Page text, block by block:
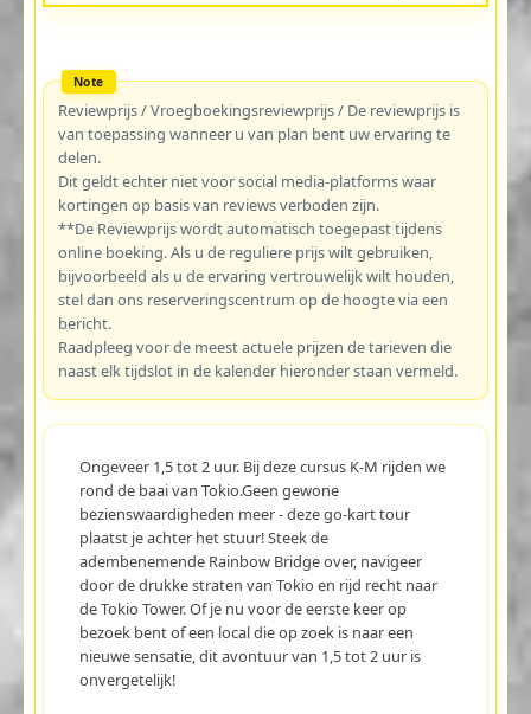
Reviewprijs / Vroegboekingsreviewprijs / De reviewprijs is
van toepassing wanneer u van plan bent uw ervaring te
delen.
Dit geldt echter niet voor social media-platforms waar
kortingen op basis van reviews verboden zijn.
**De Reviewprijs wordt automatisch toegepast tijdens
online boeking. Als u de reguliere prijs wilt gebruiken,
bijvoorbeeld als u de ervaring vertrouwelijk wilt houden,
stel dan ons reserveringscentrum op de hoogte via een
bericht.
Raadpleeg voor de meest actuele prijzen de tarieven die
naast elk tijdslot in de kalender hieronder staan vermeld.
Ongeveer 1,5 tot 2 uur. Bij deze cursus K-M rijden we
rond de baai van Tokio.Geen gewone
bezienswaardigheden meer - deze go-kart tour
plaatst je achter het stuur! Steek de
adembenemende Rainbow Bridge over, navigeer
door de drukke straten van Tokio en rijd recht naar
de Tokio Tower. Of je nu voor de eerste keer op
bezoek bent of een local die op zoek is naar een
nieuwe sensatie, dit avontuur van 1,5 tot 2 uur is
onvergetelijk!